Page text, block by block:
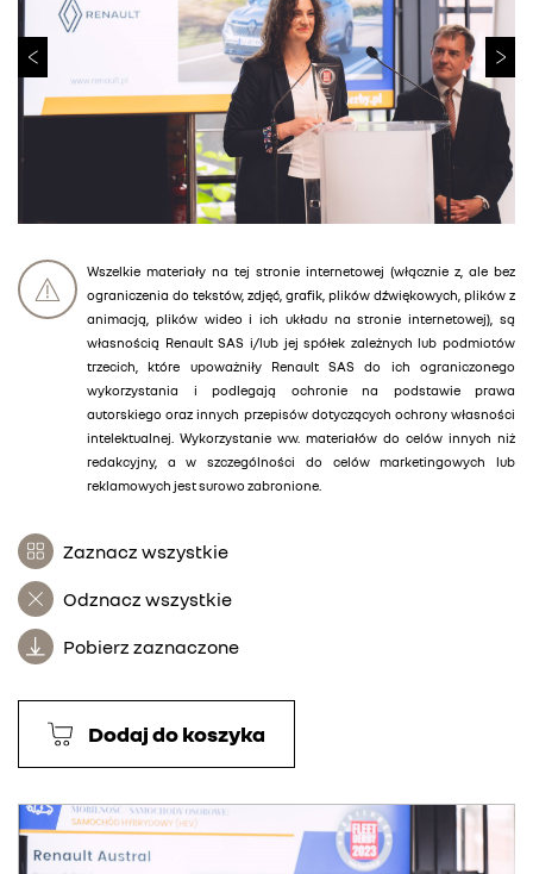
Wszelkie materiały na tej stronie internetowej (włącznie z, ale bez
ograniczenia do tekstów, zdjęć, grafik, plików dźwiękowych, plików z
animacją, plików wideo i ich układu na stronie internetowej), są
własnością Renault SAS i/lub jej spółek zależnych lub podmiotów
trzecich, które upoważniły Renault SAS do ich ograniczonego
wykorzystania i podlegają ochronie na podstawie prawa
autorskiego oraz innych przepisów dotyczących ochrony własności
intelektualnej. Wykorzystanie ww. materiałów do celów innych niż
redakcyjny, a w szczególności do celów marketingowych lub
reklamowych jest surowo zabronione.
Zaznacz wszystkie
Odznacz wszystkie
Pobierz zaznaczone
Dodaj do koszyka